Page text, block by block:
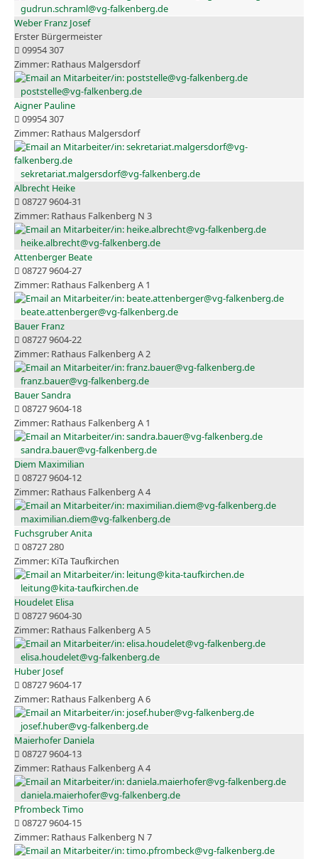
gudrun.schraml@vg-falkenberg.de
Weber Franz Josef
Erster Bürgermeister
09954 307
Rathaus Malgersdorf
poststelle@vg-falkenberg.de
Aigner Pauline
09954 307
Rathaus Malgersdorf
sekretariat.malgersdorf@vg-falkenberg.de
Albrecht Heike
08727 9604-31
Rathaus Falkenberg N 3
heike.albrecht@vg-falkenberg.de
Attenberger Beate
08727 9604-27
Rathaus Falkenberg A 1
beate.attenberger@vg-falkenberg.de
Bauer Franz
08727 9604-22
Rathaus Falkenberg A 2
franz.bauer@vg-falkenberg.de
Bauer Sandra
08727 9604-18
Rathaus Falkenberg A 1
sandra.bauer@vg-falkenberg.de
Diem Maximilian
08727 9604-12
Rathaus Falkenberg A 4
maximilian.diem@vg-falkenberg.de
Fuchsgruber Anita
08727 280
KiTa Taufkirchen
leitung@kita-taufkirchen.de
Houdelet Elisa
08727 9604-30
Rathaus Falkenberg A 5
elisa.houdelet@vg-falkenberg.de
Huber Josef
08727 9604-17
Rathaus Falkenberg A 6
josef.huber@vg-falkenberg.de
Maierhofer Daniela
08727 9604-13
Rathaus Falkenberg A 4
daniela.maierhofer@vg-falkenberg.de
Pfrombeck Timo
08727 9604-15
Rathaus Falkenberg N 7